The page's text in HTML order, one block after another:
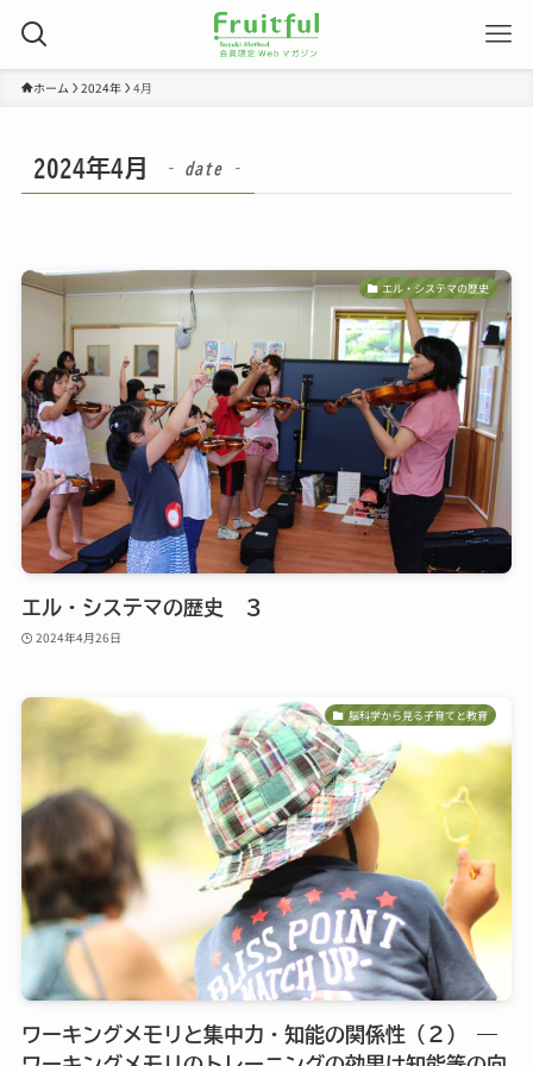
ホーム 2024年 4月
2024年4月 – date –
エル・システマの歴史
エル・システマの歴史 ３
2024年4月26日
脳科学から見る子育てと教育
ワーキングメモリと集中力・知能の関係性（２） ―